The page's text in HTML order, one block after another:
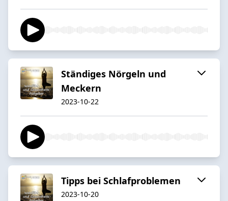
Ständiges Nörgeln und
Meckern
2023-10-22
Tipps bei Schlafproblemen
2023-10-20